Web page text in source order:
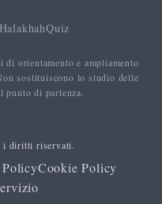
HalakhahQuiz
orientamento e ampliamento
sostituiscono lo studio delle
di partenza.
i diritti riservati.
Cookie Policy